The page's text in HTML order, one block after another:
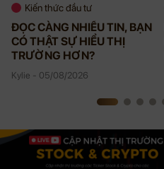
Kiến thức đầu tư
ĐỌC CÀNG NHIỀU TIN, BẠN
CÓ THẬT SỰ HIỂU THỊ
TRƯỜNG HƠN?
Kylie - 05/08/2026